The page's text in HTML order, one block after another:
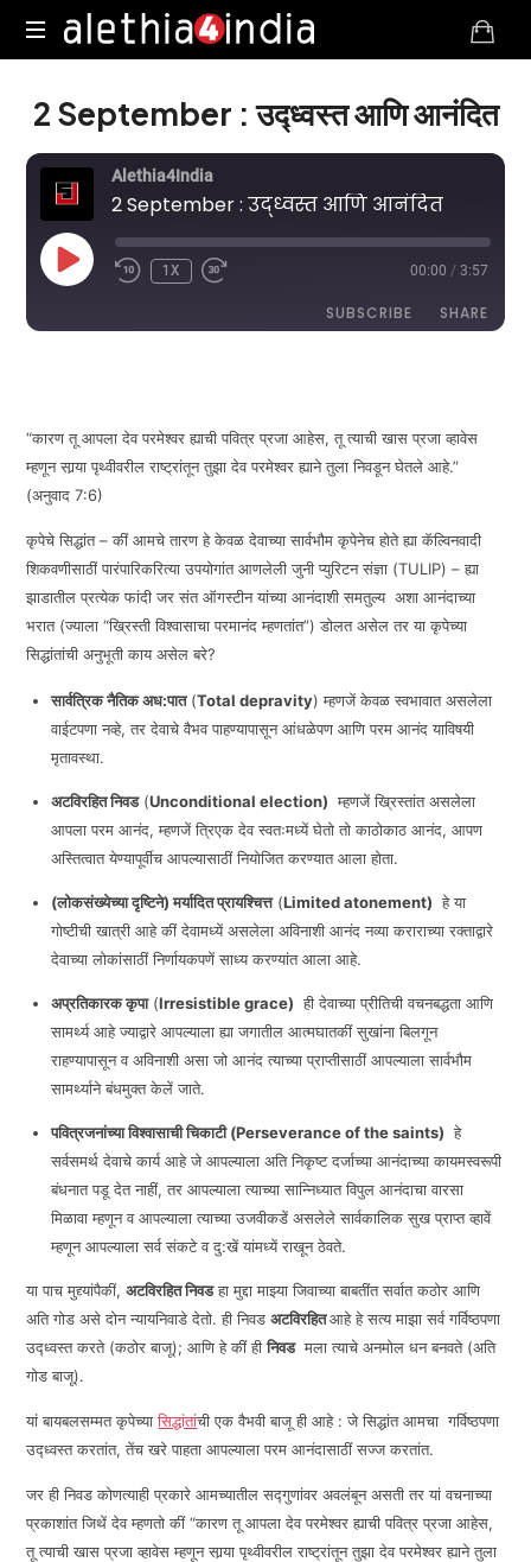
Alethia4India
2 September : उद्ध्वस्त आणि आनंदित
Alethia4India
2 September : उद्ध्वस्त आणि आनंदित
PLAY
EPISODE 1X 00:00 / 3:57
SUBSCRIBE SHARE
LINK
EMBED
“कारण तू आपला देव परमेश्वर ह्याची पवित्र प्रजा आहेस, तू त्याची खास प्रजा व्हावेस
म्हणून सार्‍या पृथ्वीवरील राष्ट्रांतून तुझा देव परमेश्वर ह्याने तुला निवडून घेतले आहे.”
(अनुवाद 7:6)
कृपेचे सिद्धांत – कीं आमचे तारण हे केवळ देवाच्या सार्वभौम कृपेनेच होते ह्या कॅल्विनवादी
शिकवणीसाठीं पारंपारिकरित्या उपयोगांत आणलेली जुनी प्युरिटन संज्ञा (TULIP) – ह्या
झाडातील प्रत्येक फांदी जर संत ऑगस्टीन यांच्या आनंदाशी समतुल्य अशा आनंदाच्या
भरात (ज्याला “ख्रिस्ती विश्वासाचा परमानंद म्हणतांत”) डोलत असेल तर या कृपेच्या
सिद्धांतांची अनुभूती काय असेल बरे?
सार्वत्रिक नैतिक अध:पात(Total depravity) म्हणजें केवळ स्वभावात असलेला
वाईटपणा नव्हे, तर देवाचे वैभव पाहण्यापासून आंधळेपण आणि परम आनंद याविषयी
मृतावस्था.
अटविरहित निवड(Unconditional election) म्हणजें ख्रिस्तांत असलेला
आपला परम आनंद, म्हणजें त्रिएक देव स्वतःमध्यें घेतो तो काठोकाठ आनंद, आपण
अस्तित्वात येण्यापूर्वीच आपल्यासाठीं नियोजित करण्यात आला होता.
(लोकसंख्येच्या दृष्टिने) मर्यादित प्रायश्चित्त(Limited atonement) हे या
गोष्टीची खात्री आहे कीं देवामध्यें असलेला अविनाशी आनंद नव्या कराराच्या रक्ताद्वारे
देवाच्या लोकांसाठीं निर्णायकपणें साध्य करण्यांत आला आहे.
अप्रतिकारककृपा(Irresistible grace) ही देवाच्या प्रीतिची वचनबद्धता आणि
सामर्थ्य आहे ज्याद्वारे आपल्याला ह्या जगातील आत्मघातकीं सुखांना बिलगून
राहण्यापासून व अविनाशी असा जो आनंद त्याच्या प्राप्तीसाठीं आपल्याला सार्वभौम
सामर्थ्याने बंधमुक्त केलें जाते.
पवित्रजनांच्या विश्वासाची चिकाटी (Perseverance of the saints) हे
सर्वसमर्थ देवाचे कार्य आहे जे आपल्याला अति निकृष्ट दर्जाच्या आनंदाच्या कायमस्वरूपी
बंधनात पडू देत नाहीं, तर आपल्याला त्याच्या सान्निध्यात विपुल आनंदाचा वारसा
मिळावा म्हणून व आपल्याला त्याच्या उजवीकडें असलेले सार्वकालिक सुख प्राप्त व्हावें
म्हणून आपल्याला सर्व संकटे व दु:खें यांमध्यें राखून ठेवते.
या पाच मुद्द्यांपैकीं,अटविरहित निवडहा मुद्दा माझ्या जिवाच्या बाबतींत सर्वात कठोर आणि
अति गोड असे दोन न्यायनिवाडे देतो. ही निवडअटविरहितआहे हे सत्य माझा सर्व गर्विष्ठपणा
उद्ध्वस्त करते (कठोर बाजू); आणि हे कीं हीनिवडमला त्याचे अनमोल धन बनवते (अति
गोड बाजू).
यां बायबलसम्मत कृपेच्यासिद्धांतांची एक वैभवी बाजू ही आहे : जे सिद्धांत आमचा गर्विष्ठपणा
उद्ध्वस्त करतांत, तेंच खरे पाहता आपल्याला परम आनंदासाठीं सज्ज करतांत.
जर ही निवड कोणत्याही प्रकारे आमच्यातील सद्गुणांवर अवलंबून असती तर यां वचनाच्या
प्रकाशांत जिथें देव म्हणतो कीं “कारण तू आपला देव परमेश्वर ह्याची पवित्र प्रजा आहेस,
तू त्याची खास प्रजा व्हावेस म्हणून सार्‍या पृथ्वीवरील राष्ट्रांतून तुझा देव परमेश्वर ह्याने तुला